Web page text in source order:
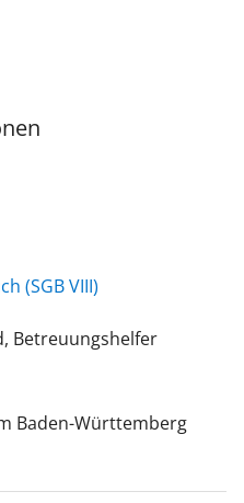
(SGB VIII)
Betreuungshelfer
Baden-Württemberg